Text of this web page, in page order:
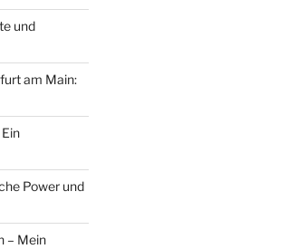
und
am Main:
Power und
– Mein